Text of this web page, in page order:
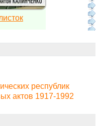
республик
актов 1917-1992